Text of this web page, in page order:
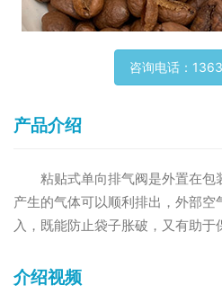
单向排气阀
咖啡罐 & 闻香瓶
包装袋
联系我们
咨询电话：
产品介绍
粘贴式单向排气阀是外置在包
产生的气体可以顺利排出，外部
入，既能防止袋子胀破，又有助于
介绍视频